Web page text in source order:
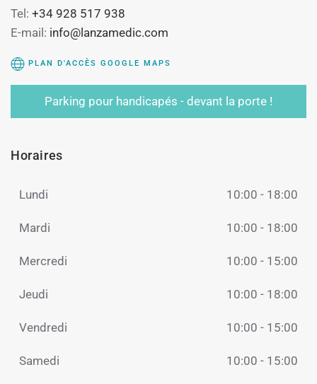
Tel: +34 928 517 938
E-mail: info@lanzamedic.com
PLAN D'ACCÈS GOOGLE MAPS
Parking pour handicapés - devant la porte !
Horaires
Lundi 10:00 - 18:00
Mardi 10:00 - 18:00
Mercredi 10:00 - 15:00
Jeudi 10:00 - 18:00
Vendredi 10:00 - 15:00
Samedi 10:00 - 15:00